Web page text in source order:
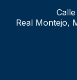
Real Montejo,